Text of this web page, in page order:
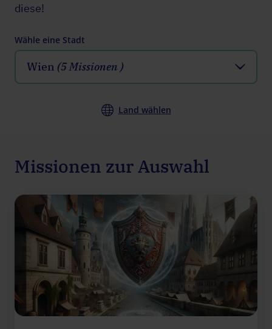
diese!
Wähle eine Stadt
Wien (5 Missionen )
Land wählen
Missionen zur Auswahl